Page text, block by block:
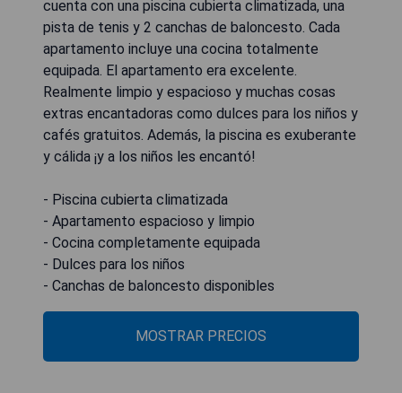
cuenta con una piscina cubierta climatizada, una
pista de tenis y 2 canchas de baloncesto. Cada
apartamento incluye una cocina totalmente
equipada. El apartamento era excelente.
Realmente limpio y espacioso y muchas cosas
extras encantadoras como dulces para los niños y
cafés gratuitos. Además, la piscina es exuberante
y cálida ¡y a los niños les encantó!
- Piscina cubierta climatizada
- Apartamento espacioso y limpio
- Cocina completamente equipada
- Dulces para los niños
- Canchas de baloncesto disponibles
MOSTRAR PRECIOS